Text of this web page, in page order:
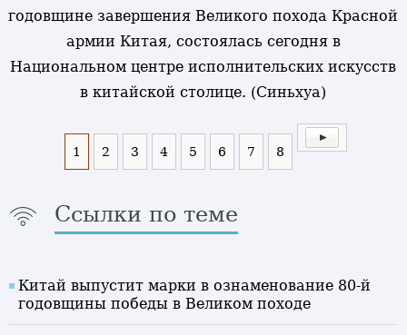
годовщине завершения Великого похода Красной
армии Китая, состоялась сегодня в
Национальном центре исполнительских искусств
в китайской столице. (Синьхуа)
1 2 3 4 5 6 7 8
Ссылки по теме
Китай выпустит марки в ознаменование 80-й
годовщины победы в Великом походе